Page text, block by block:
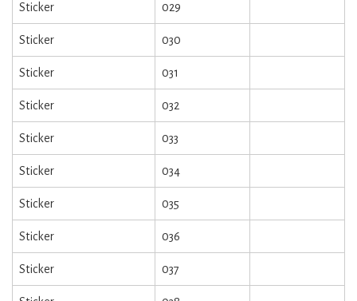
Sticker 029
Sticker 030
Sticker 031
Sticker 032
Sticker 033
Sticker 034
Sticker 035
Sticker 036
Sticker 037